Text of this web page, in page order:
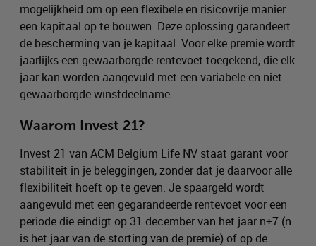
mogelijkheid om op een flexibele en risicovrije manier
een kapitaal op te bouwen. Deze oplossing garandeert
de bescherming van je kapitaal. Voor elke premie wordt
jaarlijks een gewaarborgde rentevoet toegekend, die elk
jaar kan worden aangevuld met een variabele en niet
gewaarborgde winstdeelname.
Waarom Invest 21?
Invest 21 van ACM Belgium Life NV staat garant voor
stabiliteit in je beleggingen, zonder dat je daarvoor alle
flexibiliteit hoeft op te geven. Je spaargeld wordt
aangevuld met een gegarandeerde rentevoet voor een
periode die eindigt op 31 december van het jaar n+7 (n
is het jaar van de storting van de premie) of op de